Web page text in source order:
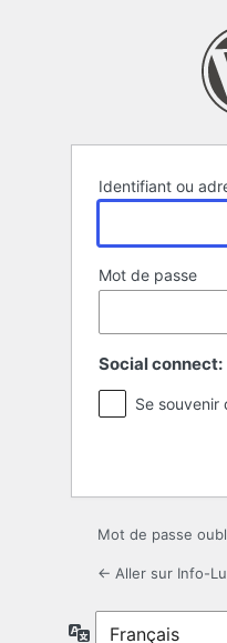
Identifiant ou
Mot de passe
Social connect:
Se souvenir
Mot de passe
← Aller sur Info-
Langue